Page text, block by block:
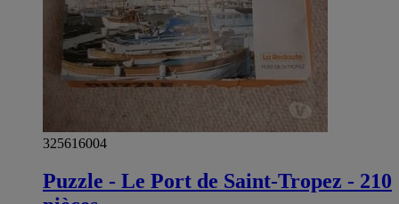
325616004
Puzzle - Le Port de Saint-Tropez - 210